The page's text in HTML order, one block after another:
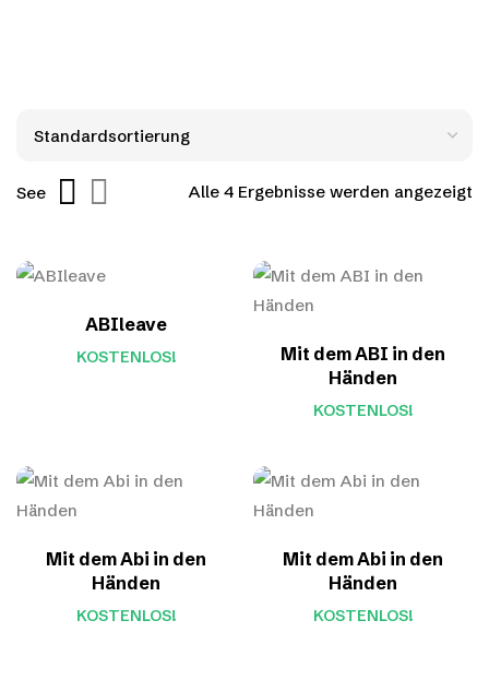
Alle 4 Ergebnisse werden angezeigt
See
ABIleave
KOSTENLOS!
Mit dem ABI in den
Händen
KOSTENLOS!
Mit dem Abi in den
Händen
KOSTENLOS!
Mit dem Abi in den
Händen
KOSTENLOS!